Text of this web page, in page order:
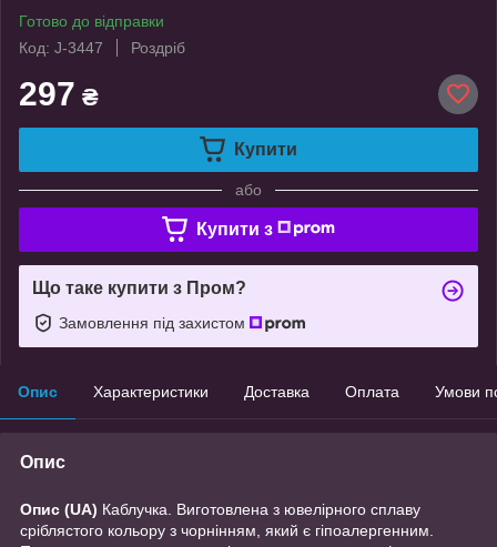
Готово до відправки
Код: J-3447
Роздріб
297 ₴
Купити
або
Купити з
Що таке купити з Пром?
Замовлення під захистом
Опис Характеристики Доставка Оплата Умови
Опис
Опис (UA) Каблучка. Виготовлена з ювелірного сплаву
сріблястого кольору з чорнінням, який є гіпоалергенним.